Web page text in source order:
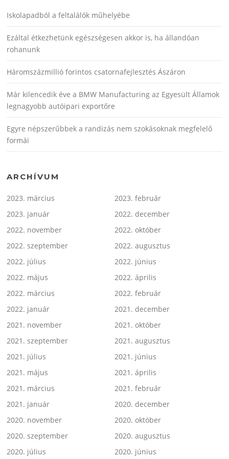
Iskolapadból a feltalálók műhelyébe
Ezáltal étkezhetünk egészségesen akkor is, ha állandóan
rohanunk
Háromszázmillió forintos csatornafejlesztés Ászáron
Már kilencedik éve a BMW Manufacturing az Egyesült Államok
legnagyobb autóipari exportőre
Egyre népszerűbbek a randizás nem szokásoknak megfelelő
formái
ARCHÍVUM
2023. március
2023. február
2023. január
2022. december
2022. november
2022. október
2022. szeptember
2022. augusztus
2022. július
2022. június
2022. május
2022. április
2022. március
2022. február
2022. január
2021. december
2021. november
2021. október
2021. szeptember
2021. augusztus
2021. július
2021. június
2021. május
2021. április
2021. március
2021. február
2021. január
2020. december
2020. november
2020. október
2020. szeptember
2020. augusztus
2020. július
2020. június